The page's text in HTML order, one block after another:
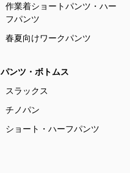
作業着ショートパンツ・ハー
フパンツ
春夏向けワークパンツ
パンツ・ボトムス
スラックス
チノパン
ショート・ハーフパンツ